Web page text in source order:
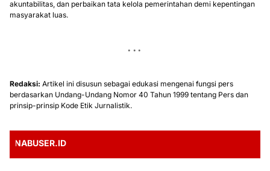
akuntabilitas, dan perbaikan tata kelola pemerintahan demi kepentingan
masyarakat luas.
Redaksi: Artikel ini disusun sebagai edukasi mengenai fungsi pers
berdasarkan Undang-Undang Nomor 40 Tahun 1999 tentang Pers dan
prinsip-prinsip Kode Etik Jurnalistik.